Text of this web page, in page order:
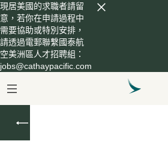
現居美國的求職者請留
意，若你在申請過程中
需要協助或特別安排，
請透過電郵聯繫國泰航
空美洲區人才招聘組：
jobs@cathaypacific.com